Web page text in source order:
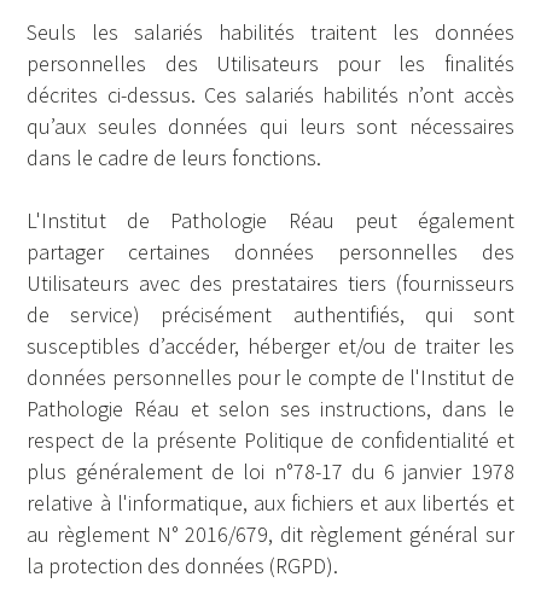
Seuls les salariés habilités traitent les données
personnelles des Utilisateurs pour les finalités
décrites ci-dessus. Ces salariés habilités n’ont accès
qu’aux seules données qui leurs sont nécessaires
dans le cadre de leurs fonctions.
L'Institut de Pathologie Réau peut également
partager certaines données personnelles des
Utilisateurs avec des prestataires tiers (fournisseurs
de service) précisément authentifiés, qui sont
susceptibles d’accéder, héberger et/ou de traiter les
données personnelles pour le compte de l'Institut de
Pathologie Réau et selon ses instructions, dans le
respect de la présente Politique de confidentialité et
plus généralement de loi n°78-17 du 6 janvier 1978
relative à l'informatique, aux fichiers et aux libertés et
au règlement N° 2016/679, dit règlement général sur
la protection des données (RGPD).